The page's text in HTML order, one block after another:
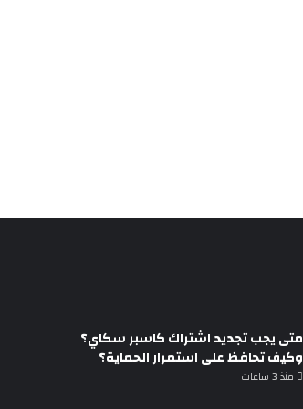
متى يجب تجديد اشتراك كاسبر سكاي؟
وكيف تحافظ على استمرار الحماية؟
منذ 3 ساعات